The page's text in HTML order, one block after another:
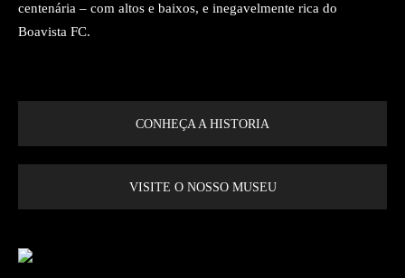
centenária – com altos e baixos, e inegavelmente rica do
Boavista FC.
CONHEÇA A HISTORIA
VISITE O NOSSO MUSEU